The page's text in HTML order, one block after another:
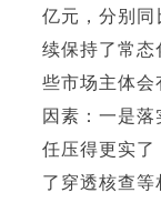
亿元，分别同
续保持了常态
些市场主体会
因素：一是
任压得更实了
了穿透核查